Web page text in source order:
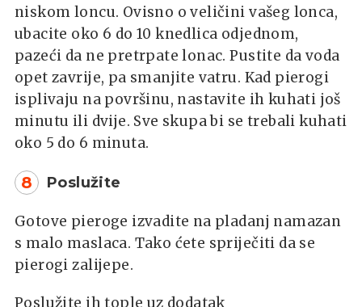
niskom loncu. Ovisno o veličini vašeg lonca,
ubacite oko 6 do 10 knedlica odjednom,
pazeći da ne pretrpate lonac. Pustite da voda
opet zavrije, pa smanjite vatru. Kad pierogi
isplivaju na površinu, nastavite ih kuhati još
minutu ili dvije. Sve skupa bi se trebali kuhati
oko 5 do 6 minuta.
8 Poslužite
Gotove pieroge izvadite na pladanj namazan
s malo maslaca. Tako ćete spriječiti da se
pierogi zalijepe.
Poslužite ih tople uz dodatak